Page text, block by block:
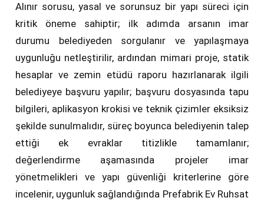
Alınır sorusu, yasal ve sorunsuz bir yapı süreci için
kritik öneme sahiptir; ilk adımda arsanın imar
durumu belediyeden sorgulanır ve yapılaşmaya
uygunluğu netleştirilir, ardından mimari proje, statik
hesaplar ve zemin etüdü raporu hazırlanarak ilgili
belediyeye başvuru yapılır; başvuru dosyasında tapu
bilgileri, aplikasyon krokisi ve teknik çizimler eksiksiz
şekilde sunulmalıdır, süreç boyunca belediyenin talep
ettiği ek evraklar titizlikle tamamlanır;
değerlendirme aşamasında projeler imar
yönetmelikleri ve yapı güvenliği kriterlerine göre
incelenir, uygunluk sağlandığında Prefabrik Ev Ruhsat